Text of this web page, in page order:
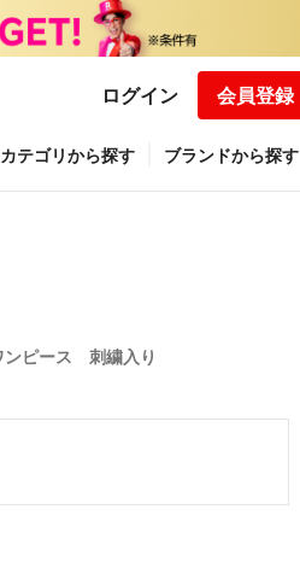
ログイン 会員登録
カテゴリから探す ブランドから探す
ピース 刺繍入り